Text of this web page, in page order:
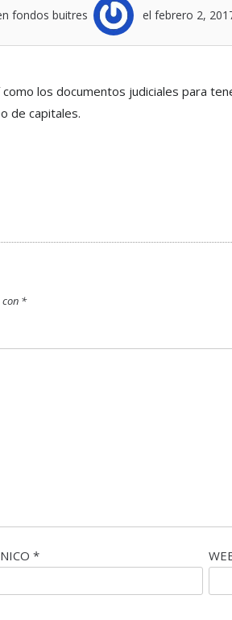
fondos buitres el febrero 2,
los documentos judiciales para
de capitales.
*
*